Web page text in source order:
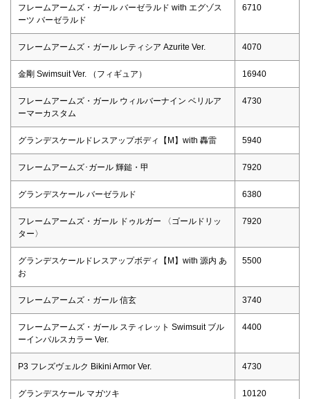
フレームアームズ・ガール バーゼラルド with エグゾス
ーツ バーゼラルド
6710
フレームアームズ・ガール レティシア Azurite Ver. 4070
金剛 Swimsuit Ver. （フィギュア） 16940
フレームアームズ・ガール ウィルバーナイン ベリルア
ーマーカスタム
4730
グランデスケールドレスアップボディ【M】with 轟雷 5940
フレームアームズ･ガール 輝鎚・甲 7920
グランデスケール バーゼラルド 6380
フレームアームズ・ガール ドゥルガー 〈ゴールドリッ
ター〉
7920
グランデスケールドレスアップボディ【M】with 源内 あ
お
5500
フレームアームズ・ガール 信玄 3740
フレームアームズ・ガール スティレット Swimsuit ブル
ーインパルスカラー Ver.
4400
P3 フレズヴェルク Bikini Armor Ver. 4730
グランデスケール マガツキ 10120